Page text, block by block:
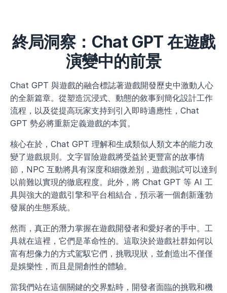
終局洞察：Chat GPT 在遊戲
演變中的前景
Chat GPT 與遊戲的融合標誌著遊戲開發歷史中激動人心
的全新篇章。從塑造沉浸式、動態的敘事到簡化設計工作
流程，以及從提高玩家支持到引入即時適應性，Chat
GPT 勢必將重新定義遊戲的本質。
核心在於，Chat GPT 理解和生成類似人類文本的能力改
變了遊戲規則。文字冒險遊戲將受益於更豐富的故事情
節，NPC 互動將具有深度和細微差別，遊戲測試可以達到
以前難以實現的徹底程度。此外，將 Chat GPT 等 AI 工
具與強大的遊戲引擎和平台相結合，預示著一個創新蓬勃
發展的生態系統。
然而，真正的潛力掌握在遊戲開發者和愛好者的手中。工
具就在這裡，它們是革命性的。這取決於遊戲社群如何以
富有想像力的方式駕馭它們，挑戰現狀，並創造出不僅僅
是娛樂性，而且是開創性的體驗。
當我們站在這個關鍵的交界點時，開發者面臨的挑戰和機